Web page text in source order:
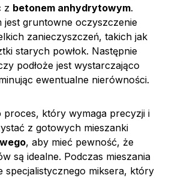
z betonem anhydrytowym.
jest gruntowne oczyszczenie
zanieczyszczeń, takich jak
starych powłok. Następnie
podłoże jest wystarczająco
ewentualne nierówności.
proces, który wymaga precyzji i
z gotowych mieszanki
, aby mieć pewność, że
są idealne. Podczas mieszania
specjalistycznego miksera, który